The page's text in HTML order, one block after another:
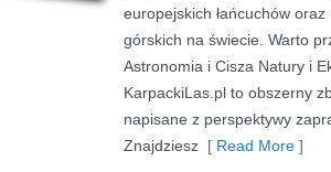
europejskich łańcuchów oraz
górskich na świecie. Warto
Astronomia i Cisza Natury i
KarpackiLas.pl to obszerny
napisane z perspektywy
Znajdziesz [ Read More ]